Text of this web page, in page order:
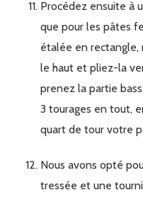
Procédez ensuite à un tourage de la même manière
que pour les pâtes
étalée en
le haut et pliez-la
prenez la partie
3 tourages en tout,
quart de tour votre
Nous avons opté pour 2 sortes de brioches : une
tressée et une